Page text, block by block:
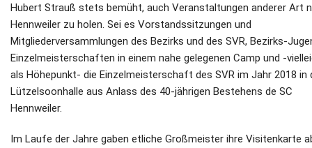
Hubert Strauß stets bemüht, auch Veranstaltungen anderer Art
Hennweiler zu holen. Sei es Vorstandssitzungen und
Mitgliederversammlungen des Bezirks und des SVR, Bezirks-
Einzelmeisterschaften in einem nahe gelegenen Camp und -
als Höhepunkt- die Einzelmeisterschaft des SVR im Jahr 2018 in
Lützelsoonhalle aus Anlass des 40-jährigen Bestehens de SC
Hennweiler.
Im Laufe der Jahre gaben etliche Großmeister ihre Visitenkarte